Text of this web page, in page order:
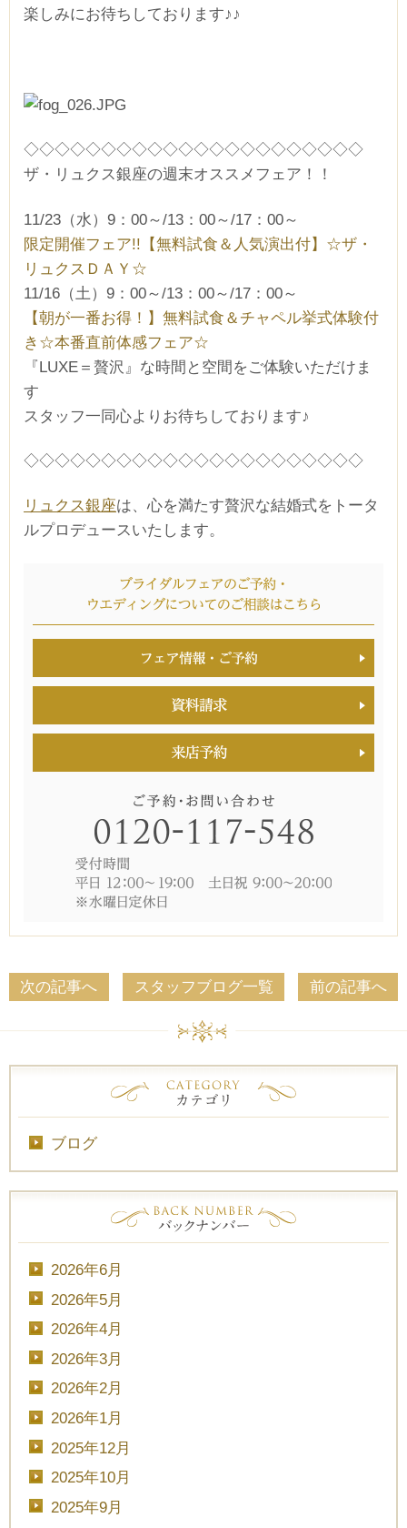
楽しみにお待ちしております♪♪
◇◇◇◇◇◇◇◇◇◇◇◇◇◇◇◇◇◇◇◇◇◇
ザ・リュクス銀座の週末オススメフェア！！
11/23（水）9：00～/13：00～/17：00～
限定開催フェア!!【無料試食＆人気演出付】☆ザ・
リュクスＤＡＹ☆
11/16（土）9：00～/13：00～/17：00～
【朝が一番お得！】無料試食＆チャペル挙式体験付
き☆本番直前体感フェア☆
『LUXE＝贅沢』な時間と空間をご体験いただけま
す
スタッフ一同心よりお待ちしております♪
◇◇◇◇◇◇◇◇◇◇◇◇◇◇◇◇◇◇◇◇◇◇
リュクス銀座は、心を満たす贅沢な結婚式をトータ
ルプロデュースいたします。
スタッフブログ一覧
次の記事へ 前の記事へ
ブログ
2026年6月
2026年5月
2026年4月
2026年3月
2026年2月
2026年1月
2025年12月
2025年10月
2025年9月